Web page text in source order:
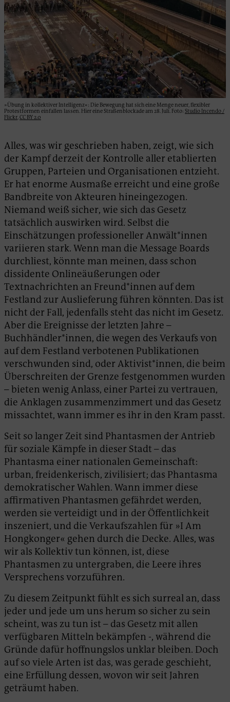
»Übung in kollektiver Intelligenz«: Die Bewegung hat sich eine Menge neuer, flexibler
Protestformen einfallen lassen. Hier eine Straßenblockade am 28. Juli. Foto: Studio Incendo /
Flickr,CC BY 2.0
Alles, was wir geschrieben haben, zeigt, wie sich
der Kampf derzeit der Kontrolle aller etablierten
Gruppen, Parteien und Organisationen entzieht.
Er hat enorme Ausmaße erreicht und eine große
Bandbreite von Akteuren hineingezogen.
Niemand weiß sicher, wie sich das Gesetz
tatsächlich auswirken wird. Selbst die
Einschätzungen professioneller Anwält*innen
variieren stark. Wenn man die Message Boards
durchliest, könnte man meinen, dass schon
dissidente Onlineäußerungen oder
Textnachrichten an Freund*innen auf dem
Festland zur Auslieferung führen könnten. Das ist
nicht der Fall, jedenfalls steht das nicht im Gesetz.
Aber die Ereignisse der letzten Jahre –
Buchhändler*innen, die wegen des Verkaufs von
auf dem Festland verbotenen Publikationen
verschwunden sind, oder Aktivist*innen, die beim
Überschreiten der Grenze festgenommen wurden
– bieten wenig Anlass, einer Partei zu vertrauen,
die Anklagen zusammenzimmert und das Gesetz
missachtet, wann immer es ihr in den Kram passt.
Seit so langer Zeit sind Phantasmen der Antrieb
für soziale Kämpfe in dieser Stadt – das
Phantasma einer nationalen Gemeinschaft:
urban, freidenkerisch, zivilisiert; das Phantasma
demokratischer Wahlen. Wann immer diese
affirmativen Phantasmen gefährdet werden,
werden sie verteidigt und in der Öffentlichkeit
inszeniert, und die Verkaufszahlen für »I Am
Hongkonger« gehen durch die Decke. Alles, was
wir als Kollektiv tun können, ist, diese
Phantasmen zu untergraben, die Leere ihres
Versprechens vorzuführen.
Zu diesem Zeitpunkt fühlt es sich surreal an, dass
jeder und jede um uns herum so sicher zu sein
scheint, was zu tun ist – das Gesetz mit allen
verfügbaren Mitteln bekämpfen -, während die
Gründe dafür hoffnungslos unklar bleiben. Doch
auf so viele Arten ist das, was gerade geschieht,
eine Erfüllung dessen, wovon wir seit Jahren
geträumt haben.